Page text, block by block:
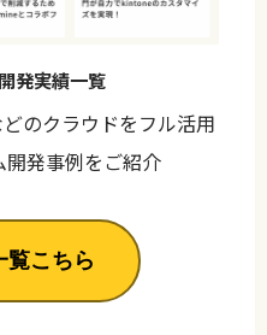
発実績一覧
のクラウドをフル活用
開発事例をご紹介
覧こちら